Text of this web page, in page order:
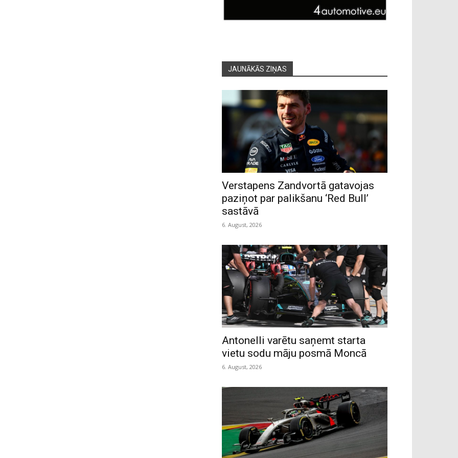
JAUNĀKĀS ZIŅAS
Verstapens Zandvortā gatavojas
paziņot par palikšanu ‘Red Bull’
sastāvā
6. August, 2026
Antonelli varētu saņemt starta
vietu sodu māju posmā Moncā
6. August, 2026